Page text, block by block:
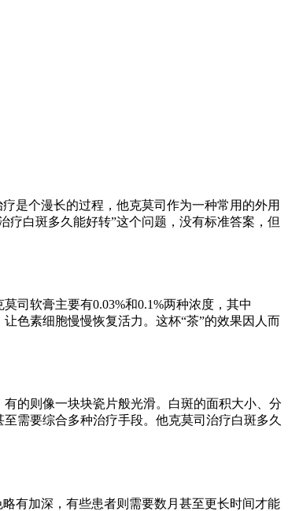
是个漫长的过程，他克莫司作为一种常用的外用
白斑多久能好转”这个问题，没有标准答案，但
司软膏主要有0.03%和0.1%两种浓度，其中
色素细胞慢慢恢复活力。这杯“茶”的效果因人而
的则像一块块瓷片般光滑。白斑的面积大小、分
需要综合多种治疗手段。他克莫司治疗白斑多久
有加深，有些患者则需要数月甚至更长时间才能